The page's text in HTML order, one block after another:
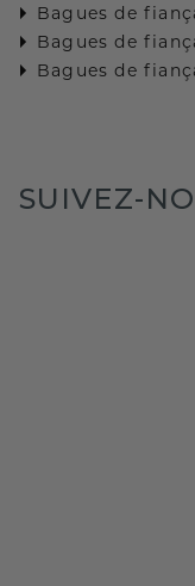
Bagues de
Bagues de
Bagues de
SUIVEZ-